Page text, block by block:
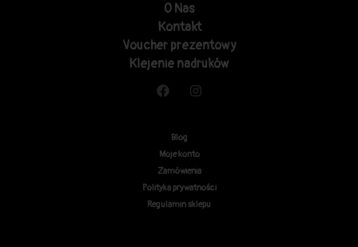
O Nas
Kontakt
Voucher prezentowy
Klejenie nadruków
Blog
Moje konto
Zamówienia
Polityka prywatności
Regulamin sklepu